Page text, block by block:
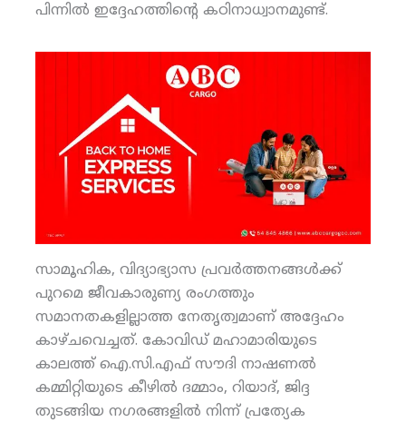
പിന്നില്‍ ഇദ്ദേഹത്തിന്റെ കഠിനാധ്വാനമുണ്ട്.
സാമൂഹിക, വിദ്യാഭ്യാസ പ്രവര്‍ത്തനങ്ങള്‍ക്ക്
പുറമെ ജീവകാരുണ്യ രംഗത്തും
സമാനതകളില്ലാത്ത നേതൃത്വമാണ് അദ്ദേഹം
കാഴ്ചവെച്ചത്. കോവിഡ് മഹാമാരിയുടെ
കാലത്ത് ഐ.സി.എഫ് സൗദി നാഷണല്‍
കമ്മിറ്റിയുടെ കീഴില്‍ ദമ്മാം, റിയാദ്, ജിദ്ദ
തുടങ്ങിയ നഗരങ്ങളില്‍ നിന്ന് പ്രത്യേക